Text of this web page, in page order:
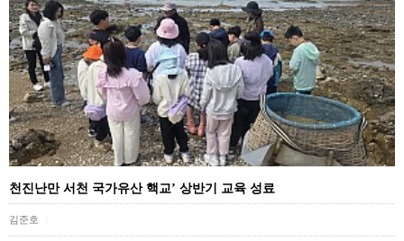
천진난만 서천 국가유산 핵교’ 상반기 교육 성료
김준호